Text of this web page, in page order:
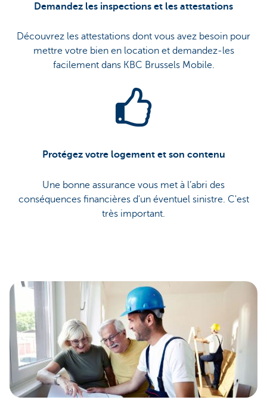
Demandez les inspections et les attestations
Découvrez les attestations dont vous avez besoin pour
mettre votre bien en location et demandez-les
facilement dans KBC Brussels Mobile.
Protégez votre logement et son contenu
Une bonne assurance vous met à l’abri des
conséquences financières d'un éventuel sinistre. C'est
très important.